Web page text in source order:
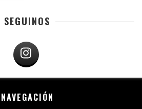
SEGUINOS
NAVEGACIÓN